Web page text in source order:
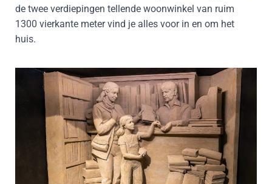
de twee verdiepingen tellende woonwinkel van ruim
1300 vierkante meter vind je alles voor in en om het
huis.